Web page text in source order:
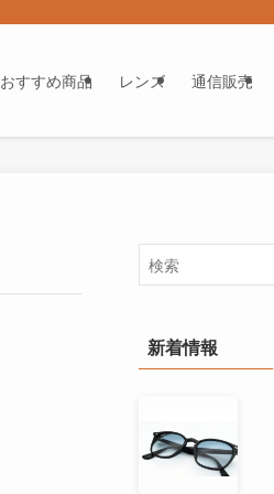
おすすめ商品 レンズ 通信販売
新着情報